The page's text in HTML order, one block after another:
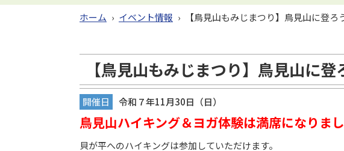
ホーム › イベント情報 › 【鳥見山もみじまつり】鳥見山に登ろ
【鳥見山もみじまつり】鳥見山に登
開催日 令和７年11月30日（日）
鳥見山ハイキング＆ヨガ体験は満席になりま
貝が平へのハイキングは参加していただけます。